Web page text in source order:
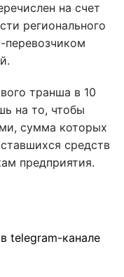
на счет
регионального
перевозчиком
транша в 10
на то, чтобы
сумма которых
средств
предприятия.
telegram-канале